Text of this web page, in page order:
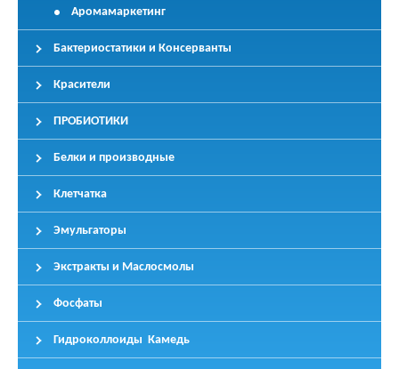
Аромамаркетинг
Бактериостатики и Консерванты
Красители
ПРОБИОТИКИ
Белки и производные
Клетчатка
Эмульгаторы
Экстракты и Маслосмолы
Фосфаты
Гидроколлоиды Камедь